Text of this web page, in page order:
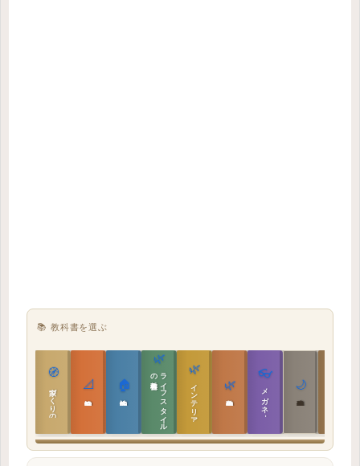
📚 教科書を選ぶ
🧭
家づくりの教科書 📐
実施設計の教科書
🏠
性能設計の教科書
🌿
ラ
イ
フ
ス
タ
イ
ル
の
教科書 🌿
インテリア設計 🌿
敷地設計の教科書
👓
メガネ｜転職 🌙
建築思想の教科書